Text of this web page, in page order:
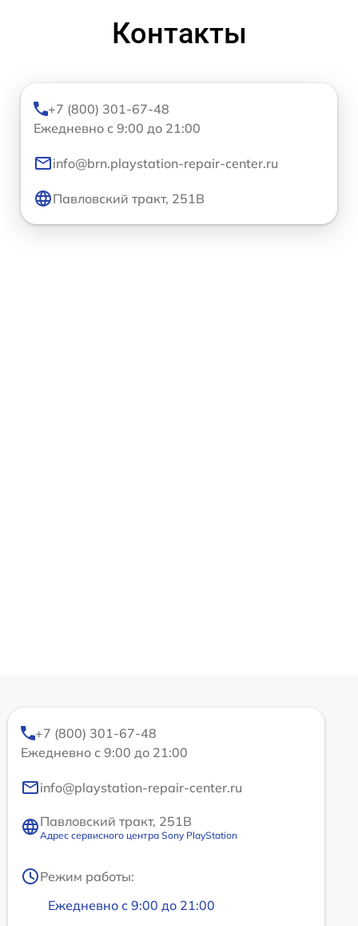
Контакты
+7 (800) 301-67-48
Ежедневно с 9:00 до 21:00
info@brn.playstation-repair-center.ru
Павловский тракт, 251В
+7 (800) 301-67-48
Ежедневно с 9:00 до 21:00
info@playstation-repair-center.ru
Павловский тракт, 251В
Адрес сервисного центра Sony PlayStation
Режим работы:
Ежедневно с 9:00 до 21:00